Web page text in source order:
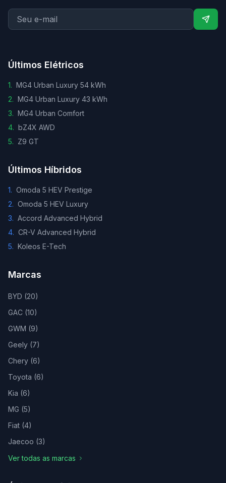
Últimos Elétricos
1. MG4 Urban Luxury 54 kWh
2. MG4 Urban Luxury 43 kWh
3. MG4 Urban Comfort
4. bZ4X AWD
5. Z9 GT
Últimos Híbridos
1. Omoda 5 HEV Prestige
2. Omoda 5 HEV Luxury
3. Accord Advanced Hybrid
4. CR-V Advanced Hybrid
5. Koleos E-Tech
Marcas
BYD (20)
GAC (10)
GWM (9)
Geely (7)
Chery (6)
Toyota (6)
Kia (6)
MG (5)
Fiat (4)
Jaecoo (3)
Ver todas as marcas